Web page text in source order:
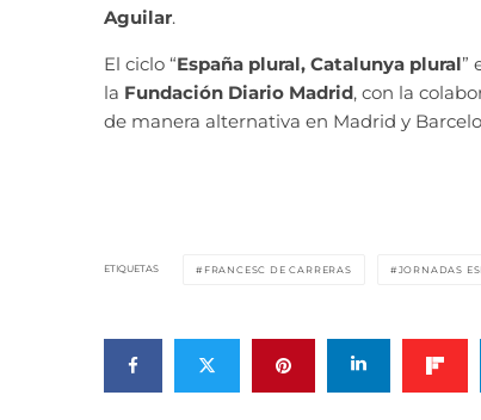
Aguilar.
El ciclo “España plural, Catalunya plural”
la Fundación Diario Madrid, con la
de manera alternativa en Madrid y
ETIQUETAS FRANCESC DE CARRERAS JORNADAS